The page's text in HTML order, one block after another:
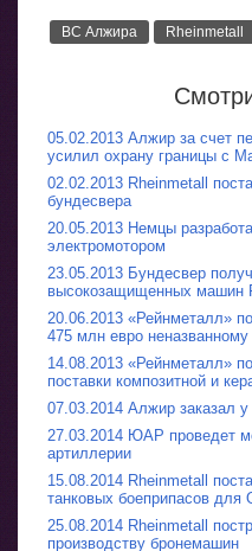
ВС Алжира Rheinmetall
05.02.2013 Алжир за счет
усилил охрану границы с
02.02.2013 Rheinmetall
бундесвера
20.05.2013 Немцы
электромотором
23.05.2013 Бундесвер
высокозащищенных машин
20.06.2013 «Рейнметалл»
475 млн евро
14.08.2013 «Рейнметалл»
поставки композитной и
07.03.2014 Алжир заказал
27.03.2014 ЮАР проведет
артиллерии
15.08.2014 Rheinmetall
танковых боеприпасов
25.08.2014 Rheinmetall
производству бронемашин